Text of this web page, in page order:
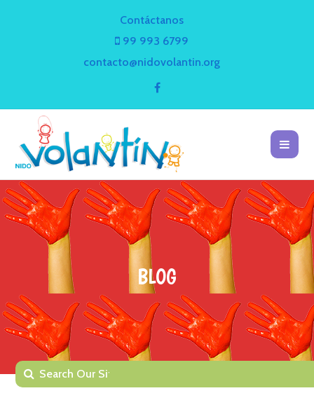
Contáctanos
99 993 6799
contacto@nidovolantin.org
BLOG